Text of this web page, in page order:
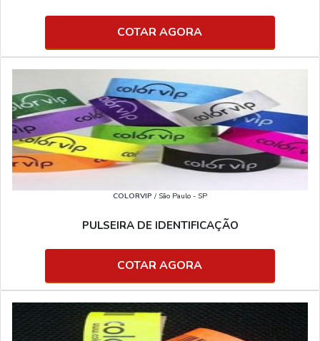
COTAR AGORA
COLORVIP / São Paulo - SP
PULSEIRA DE IDENTIFICAÇÃO
COTAR AGORA